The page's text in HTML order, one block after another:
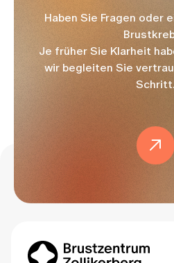
Haben Sie Fragen oder
Je früher Sie Klarheit
wir begleiten Sie
Schritt.